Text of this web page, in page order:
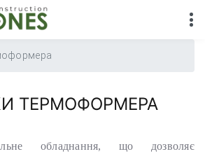
ТЕРМОФОРМЕРА
обладнання, що дозволяє